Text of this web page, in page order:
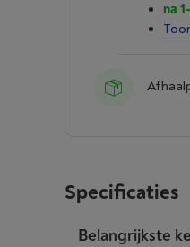
na
Specificaties
Belangrijkste